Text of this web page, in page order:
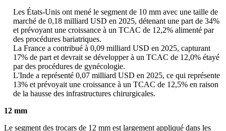
Les États-Unis ont mené le segment de 10 mm avec une taille de
marché de 0,18 milliard USD en 2025, détenant une part de 34%
et prévoyant une croissance à un TCAC de 12,2% alimenté par
des procédures bariatriques.
La France a contribué à 0,09 milliard USD en 2025, capturant
17% de part et devrait se développer à un TCAC de 12,0% étayé
par des procédures de gynécologie.
L'Inde a représenté 0,07 milliard USD en 2025, ce qui représente
13% et prévoyait une croissance à un TCAC de 12,5% en raison
de la hausse des infrastructures chirurgicales.
12 mm
Le segment des trocars de 12 mm est largement appliqué dans les